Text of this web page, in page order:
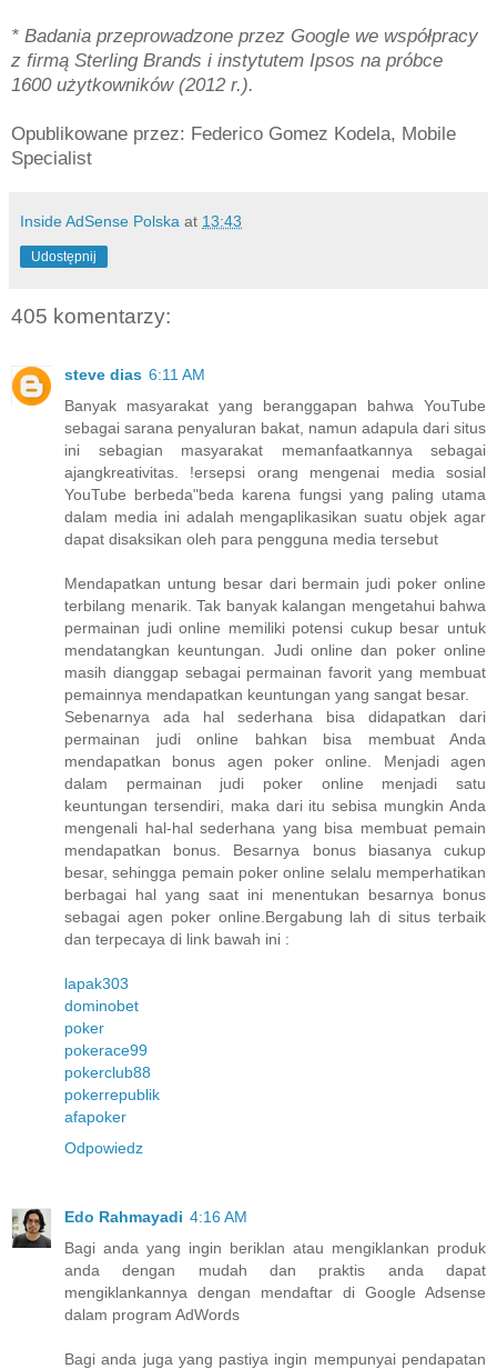
* Badania przeprowadzone przez Google we współpracy
z firmą Sterling Brands i instytutem Ipsos na próbce
1600 użytkowników (2012 r.).
Opublikowane przez: Federico Gomez Kodela, Mobile
Specialist
Inside AdSense Polska at 13:43
Udostępnij
405 komentarzy:
steve dias 6:11 AM
Banyak masyarakat yang beranggapan bahwa YouTube
sebagai sarana penyaluran bakat, namun adapula dari situs
ini sebagian masyarakat memanfaatkannya sebagai
ajangkreativitas. !ersepsi orang mengenai media sosial
YouTube berbeda"beda karena fungsi yang paling utama
dalam media ini adalah mengaplikasikan suatu objek agar
dapat disaksikan oleh para pengguna media tersebut
Mendapatkan untung besar dari bermain judi poker online
terbilang menarik. Tak banyak kalangan mengetahui bahwa
permainan judi online memiliki potensi cukup besar untuk
mendatangkan keuntungan. Judi online dan poker online
masih dianggap sebagai permainan favorit yang membuat
pemainnya mendapatkan keuntungan yang sangat besar.
Sebenarnya ada hal sederhana bisa didapatkan dari
permainan judi online bahkan bisa membuat Anda
mendapatkan bonus agen poker online. Menjadi agen
dalam permainan judi poker online menjadi satu
keuntungan tersendiri, maka dari itu sebisa mungkin Anda
mengenali hal-hal sederhana yang bisa membuat pemain
mendapatkan bonus. Besarnya bonus biasanya cukup
besar, sehingga pemain poker online selalu memperhatikan
berbagai hal yang saat ini menentukan besarnya bonus
sebagai agen poker online.Bergabung lah di situs terbaik
dan terpecaya di link bawah ini :
lapak303
dominobet
poker
pokerace99
pokerclub88
pokerrepublik
afapoker
Odpowiedz
Edo Rahmayadi 4:16 AM
Bagi anda yang ingin beriklan atau mengiklankan produk
anda dengan mudah dan praktis anda dapat
mengiklankannya dengan mendaftar di Google Adsense
dalam program AdWords
Bagi anda juga yang pastiya ingin mempunyai pendapatan